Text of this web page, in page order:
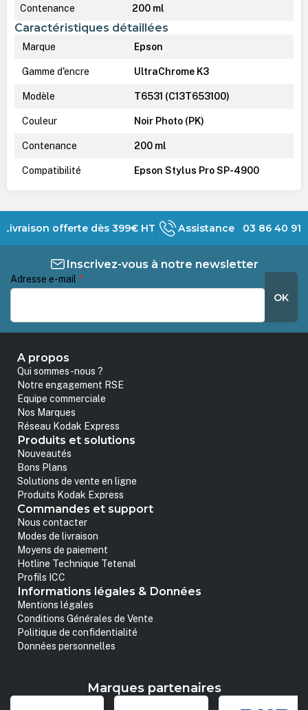
Contenance 200 ml
Caractéristiques détaillées
Marque Epson
Gamme d'encre UltraChrome K3
Modèle T6531 (C13T653100)
Couleur Noir Photo (PK)
Contenance 200 ml
Compatibilité Epson Stylus Pro SP-4900
Livraison offerte dès 399€ HT Assistance 03 86 40 91
Inscrivez-vous à notre newsletter
Adresse e-mail *
OK
A propos
Qui sommes-nous ?
Notre engagement RSE
Equipe commerciale
Nos Marques
Réseau Kodak Express
Produits et solutions
Nouveautés
Bons Plans
Solutions de vente en ligne
Produits Kodak Express
Commandes et support
Nous contacter
Modes de livraison
Moyens de paiement
Hotline Technique Tetenal
Profils ICC
Informations légales & Données
Mentions légales
Conditions Générales de Vente
Politique de confidentialité
Données personnelles
Marques partenaires